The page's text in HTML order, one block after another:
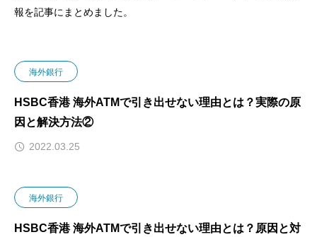
報を記事にまとめました。
海外銀行
HSBC香港 海外ATMで引き出せない理由とは？実際の原
因と解決方法②
2022.03.25
海外銀行
HSBC香港 海外ATMで引き出せない理由とは？原因と対